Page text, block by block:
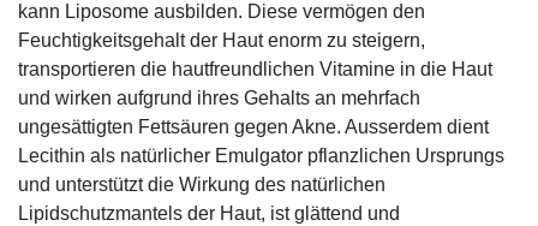
kann Liposome ausbilden. Diese vermögen den
Feuchtigkeitsgehalt der Haut enorm zu steigern,
transportieren die hautfreundlichen Vitamine in die Haut
und wirken aufgrund ihres Gehalts an mehrfach
ungesättigten Fettsäuren gegen Akne. Ausserdem dient
Lecithin als natürlicher Emulgator pflanzlichen Ursprungs
und unterstützt die Wirkung des natürlichen
Lipidschutzmantels der Haut, ist glättend und